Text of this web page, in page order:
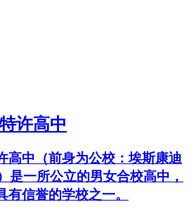
许高中
高中（前身为公校：埃斯康迪
是一所公立的男女合校高中，
有信誉的学校之一。